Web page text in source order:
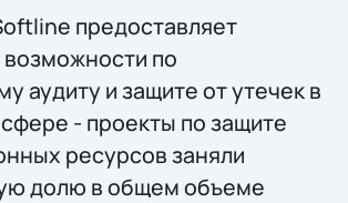
предоставляет
по
аудиту и защите от утечек в
- проекты по защите
ресурсов заняли
долю в общем объеме